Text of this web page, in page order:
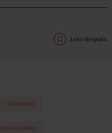
Leer después
SECUESTRO
MUJERES